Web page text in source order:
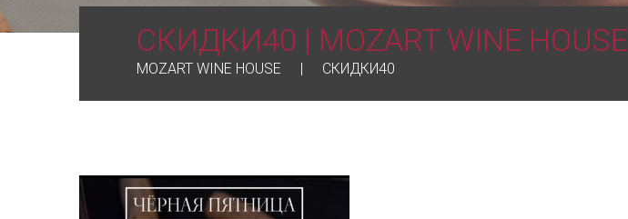
СКИДКИ40 | MOZART WINE HOUSE
MOZART WINE HOUSE СКИДКИ40